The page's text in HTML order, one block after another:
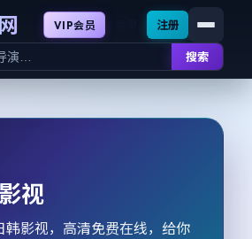
搜索
VIP会员 注册
视
韩影视，高清免费在线，给你